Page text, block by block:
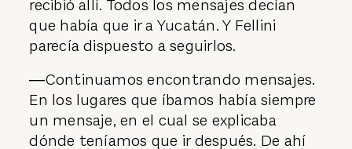
recibió allí. Todos los mensajes decían
que había que ir a Yucatán. Y Fellini
parecía dispuesto a seguirlos.
―Continuamos encontrando mensajes.
En los lugares que íbamos había siempre
un mensaje, en el cual se explicaba
dónde teníamos que ir después. De ahí